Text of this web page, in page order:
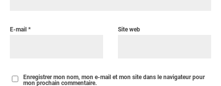
E-mail * Site web
Enregistrer mon nom, mon e-mail et mon site dans le navigateur pour
mon prochain commentaire.